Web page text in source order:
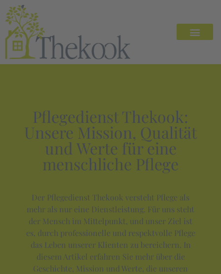
Pflegedienst Thekook:
Unsere Mission, Qualität
und Werte für eine
menschliche Pflege
Der Pflegedienst Thekook versteht Pflege als
mehr als nur eine Dienstleistung. Für uns steht
der Mensch im Mittelpunkt, und unser Ziel ist
es, durch professionelle und respektvolle Pflege
das Leben unserer Klienten zu bereichern. In
diesem Artikel erfahren Sie mehr über die
Geschichte, Mission und Werte, die unseren